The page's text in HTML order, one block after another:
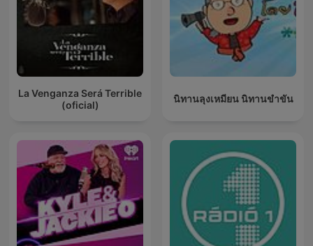
La Venganza Será Terrible
(oficial)
นิทานลุงเหมียน นิทานขำขัน